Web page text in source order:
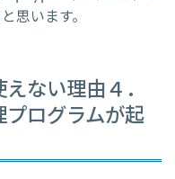
思います。
ない理由４．
プログラムが起